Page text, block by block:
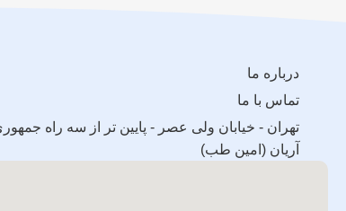
درباره ما
تماس با ما
آریان (امین طب)